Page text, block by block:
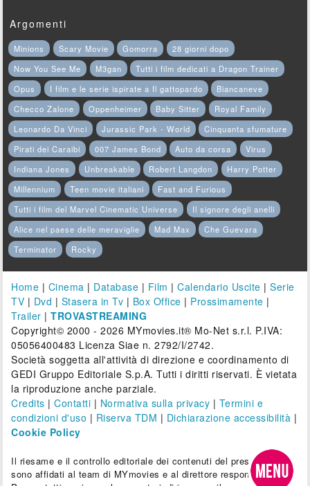
Argomenti
Minions Scary Movie Gomorra
28 giorni dopo
Now You See Me
M3gan
Tutti i film dedicati a Dragon Trainer
Opus
I film e le serie ispirate a Il gattopardo
Biancaneve
Checco Zalone
Oppenheimer Baby Sitter
Royal Family
Leonardo Da Vinci
Jurassic Park - World
Cinquanta sfumature
Pirati dei Caraibi
007 James Bond Auto da corsa
Virus
Indiana Jones
Unbreakable Robert Langdon
Harry Potter
Millennium
Teen movie italiani
Fast and Furious
Tutti i film del Marvel Cinematic Universe
Il signore degli anelli
Alice nel paese delle meraviglie
Mad Max
Che Guevara
Terminator
Rocky
Home | Cinema | Database | Film |Calendario Uscite |Serie
TV | Dvd | Stasera in Tv | Box Office | Prossimamente |
Trailer |TROVASTREAMING
Copyright© 2000 - 2026 MYmovies.it® Mo-Net s.r.l. P.IVA:
05056400483 Licenza Siae n. 2792/I/2742.
Società soggetta all'attività di direzione e coordinamento di
GEDI Gruppo Editoriale S.p.A. Tutti i diritti riservati. È vietata
la riproduzione anche parziale.
Credits |Contatti | Normativa sulla privacy | Termini e
condizioni d'uso | Riserva TDM | Dichiarazione accessibilità |
Cookie Policy
Il riesame e il controllo editoriale dei contenuti del presente sito
sono affidati al team di MYmovies e al direttore responsabile.